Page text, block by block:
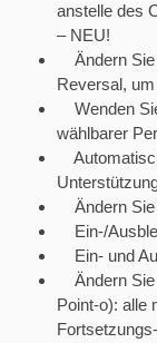
anstelle des
– NEU!
Ändern Sie
Reversal,
Wenden
wählbarer
Ändern Sie
Ein-/
Ein- und
Ändern Sie
Point-o): alle